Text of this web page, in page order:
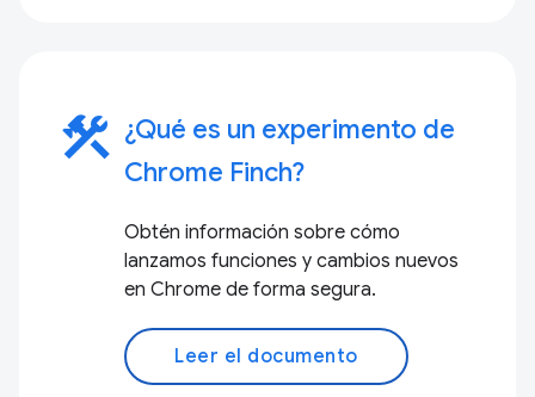
construction ¿Qué es un experimento de
Chrome Finch?
Obtén información sobre cómo
lanzamos funciones y cambios nuevos
en Chrome de forma segura.
Leer el documento